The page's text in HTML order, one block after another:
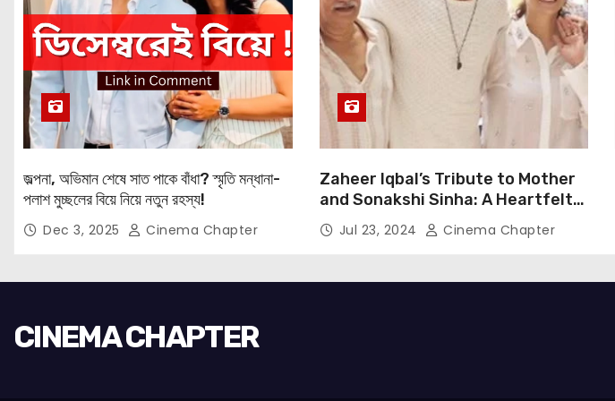
জল্পনা, অভিমান শেষে সাত পাকে বাঁধা? স্মৃতি মন্ধানা-
পলাশ মুচ্ছলের বিয়ে নিয়ে নতুন রহস্য!
Dec 3, 2025 Cinema Chapter
Zaheer Iqbal’s Tribute to Mother
and Sonakshi Sinha: A Heartfelt
Expression of Gratitude
Jul 23, 2024 Cinema Chapter
CINEMA CHAPTER